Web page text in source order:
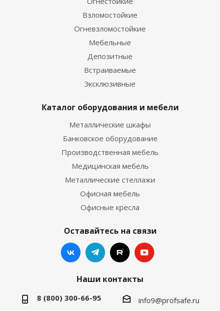
Взломостойкие
Огневзломостойкие
Мебельные
Депозитные
Встраиваемые
Эксклюзивные
Каталог оборудования и мебели
Металлические шкафы
Банковское оборудование
Производственная мебель
Медицинская мебель
Металлические стеллажи
Офисная мебель
Офисные кресла
Оставайтесь на связи
Наши контакты
8 (800) 300-66-95 info9@profsafe.ru